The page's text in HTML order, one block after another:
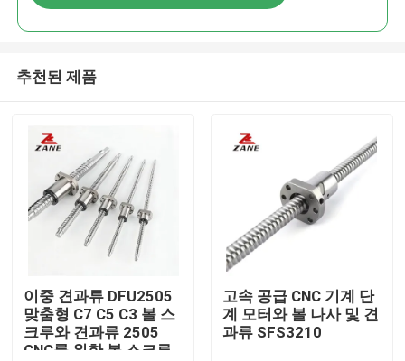
추천된 제품
이중 견과류 DFU2505
맞춤형 C7 C5 C3 볼 스
크루와 견과류 2505
CNC를 위한 볼 스크루
고속 공급 CNC 기계 단
계 모터와 볼 나사 및 견
과류 SFS3210